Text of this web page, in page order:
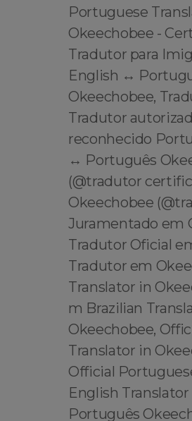
Portuguese
Okeechobee -
Tradutor para
English ↔️
Okeechobee,
Tradutor
reconhecido
↔️ Português
(@tradutor
Okeechobee
Juramentado em
Tradutor Oficial
Tradutor em
Translator in
m Brazilian
Okeechobee,
Translator in
Official
English
Português